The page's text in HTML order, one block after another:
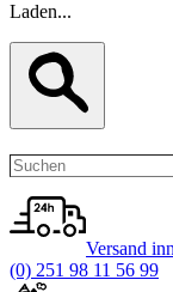
Laden...
Versand
(0) 251 98 11 56 99